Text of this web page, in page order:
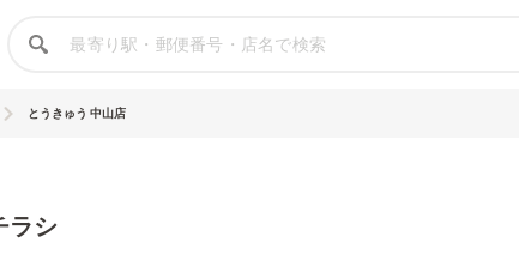
とうきゅう 中山店
ラシ